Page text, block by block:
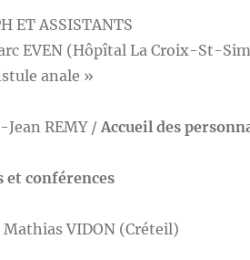
ET ASSISTANTS
EVEN (Hôpîtal La Croix-St-
anale »
Jean REMY /Accueil des
et conférences
Mathias VIDON (Créteil)